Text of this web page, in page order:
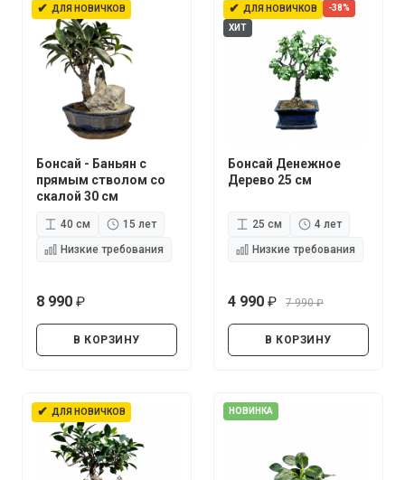
✔ ДЛЯ НОВИЧКОВ
Бонсай - Баньян с
прямым стволом со
скалой 30 см
40 см
15 лет
Низкие требования
8 990
В КОРЗИНУ
✔ ДЛЯ НОВИЧКОВ
-38%
ХИТ
Бонсай Денежное
Дерево 25 см
25 см
4 лет
Низкие требования
4 990
7 990
В КОРЗИНУ
✔ ДЛЯ НОВИЧКОВ НОВИНКА